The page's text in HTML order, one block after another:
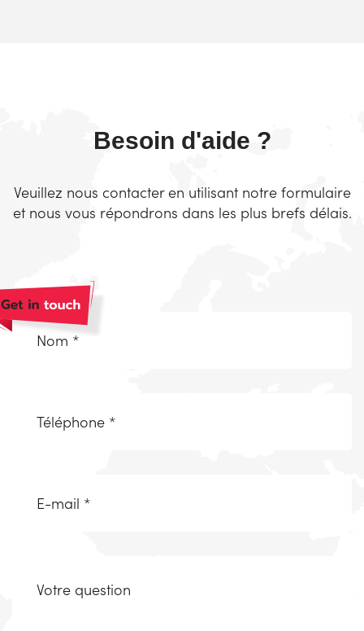
Besoin d'aide ?
Veuillez nous contacter en utilisant notre formulaire
et nous vous répondrons dans les plus brefs délais.
Naam
(Nécessaire)
(Nécessaire)
vraag